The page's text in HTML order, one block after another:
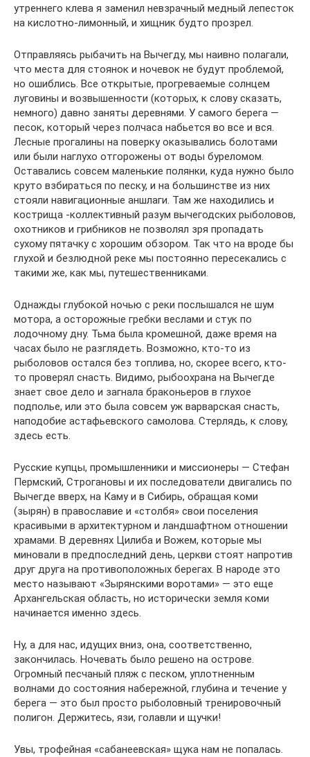
утреннего клева я заменил невзрачный медный лепесток
на кислотно-лимонный, и хищник будто прозрел.
Отправляясь рыбачить на Вычегду, мы наивно полагали,
что места для стоянок и ночевок не будут проблемой,
но ошиблись. Все открытые, прогреваемые солнцем
луговины и возвышенности (которых, к слову сказать,
немного) давно заняты деревнями. У самого берега —
песок, который через полчаса набьется во все и вся.
Лесные прогалины на поверку оказывались болотами
или были наглухо отгорожены от воды буреломом.
Оставались совсем маленькие полянки, куда нужно было
круто взбираться по песку, и на большинстве из них
стояли навигационные аншлаги. Там же находились и
кострища -коллективный разум вычегодских рыболовов,
охотников и грибников не позволял зря пропадать
сухому пятачку с хорошим обзором. Так что на вроде бы
глухой и безлюдной реке мы постоянно пересекались с
такими же, как мы, путешественниками.
Однажды глубокой ночью с реки послышался не шум
мотора, а осторожные гребки веслами и стук по
лодочному дну. Тьма была кромешной, даже время на
часах было не разглядеть. Возможно, кто-то из
рыболовов остался без топлива, но, скорее всего, кто-
то проверял снасть. Видимо, рыбоохрана на Вычегде
знает свое дело и загнала браконьеров в глухое
подполье, или это была совсем уж варварская снасть,
наподобие астафьевского самолова. Стерлядь, к слову,
здесь есть.
Русские купцы, промышленники и миссионеры — Стефан
Пермский, Строгановы и их последователи двигались по
Вычегде вверх, на Каму и в Сибирь, обращая коми
(зырян) в православие и «столбя» свои поселения
красивыми в архитектурном и ландшафтном отношении
храмами. В деревнях Цилиба и Вожем, которые мы
миновали в предпоследний день, церкви стоят напротив
друг друга на противоположных берегах. В народе это
место называют «Зырянскими воротами» — это еще
Архангельская область, но исторически земля коми
начинается именно здесь.
Ну, а для нас, идущих вниз, она, соответственно,
закончилась. Ночевать было решено на острове.
Огромный песчаный пляж с песком, уплотненным
волнами до состояния набережной, глубина и течение у
берега — это был просто рыболовный тренировочный
полигон. Держитесь, язи, голавли и щучки!
Увы, трофейная «сабанеевская» щука нам не попалась.